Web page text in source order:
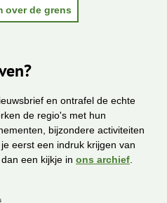
over de grens
en ontrafel de echte
de regio's met hun
bijzondere activiteiten
eerst een indruk krijgen van
een kijkje in ons archief.